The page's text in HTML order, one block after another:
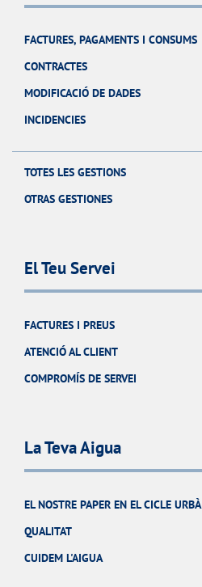
FACTURES, PAGAMENTS I CONSUMS
CONTRACTES
MODIFICACIÓ DE DADES
INCIDENCIES
TOTES LES GESTIONS
OTRAS GESTIONES
El Teu Servei
FACTURES I PREUS
ATENCIÓ AL CLIENT
COMPROMÍS DE SERVEI
La Teva Aigua
EL NOSTRE PAPER EN EL CICLE URBÀ
QUALITAT
CUIDEM L'AIGUA